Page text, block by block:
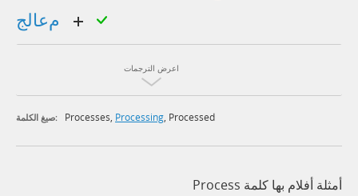
اعرض الترجمات
صيغ الكلمة: Processes, Processing, Processed
أمثلة أفلام بها كلمة Process